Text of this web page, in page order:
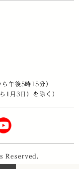
午後5時15分）
1月3日）を除く）
Reserved.